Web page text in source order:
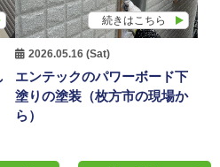
続きはこちら
2026.05.16 (Sat)
エンテックのパワーボード下
塗りの塗装（枚方市の現場か
ら）